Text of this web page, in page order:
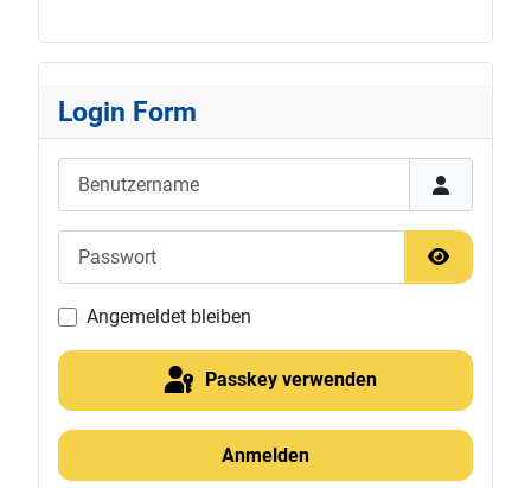
Login Form
Passwort
Angemeldet bleiben
Passkey verwenden
Anmelden